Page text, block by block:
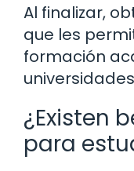
Al finalizar,
que les
formación
¿Existen
para